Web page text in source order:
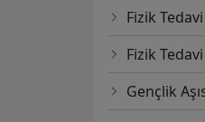
Fizik Tedavi
Fizik
Gençlik